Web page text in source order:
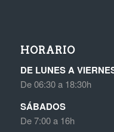
HORARIO
DE LUNES A
De 06:30 a 18:30h
SÁBADOS
De 7:00 a 16h